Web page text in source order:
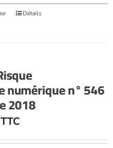
Détails
numérique n° 546
2018
TTC